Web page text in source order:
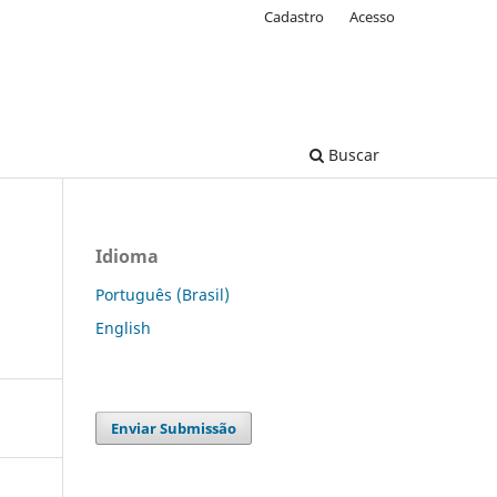
Buscar
Cadastro Acesso
Idioma
Português (Brasil)
English
Enviar Submissão